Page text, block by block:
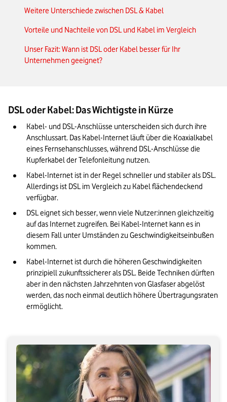
Weitere Unterschiede zwischen DSL & Kabel
Vorteile und Nachteile von DSL und Kabel im Vergleich
Unser Fazit: Wann ist DSL oder Kabel besser für Ihr
Unternehmen geeignet?
DSL oder Kabel: Das Wichtigste in Kürze
Kabel- und DSL-Anschlüsse unterscheiden sich durch ihre
Anschlussart. Das Kabel-Internet läuft über die Koaxialkabel
eines Fernsehanschlusses, während DSL-Anschlüsse die
Kupferkabel der Telefonleitung nutzen.
Kabel-Internet ist in der Regel schneller und stabiler als DSL.
Allerdings ist DSL im Vergleich zu Kabel flächendeckend
verfügbar.
DSL eignet sich besser, wenn viele Nutzer:innen gleichzeitig
auf das Internet zugreifen. Bei Kabel-Internet kann es in
diesem Fall unter Umständen zu Geschwindigkeitseinbußen
kommen.
Kabel-Internet ist durch die höheren Geschwindigkeiten
prinzipiell zukunftssicherer als DSL. Beide Techniken dürften
aber in den nächsten Jahrzehnten von Glasfaser abgelöst
werden, das noch einmal deutlich höhere Übertragungsraten
ermöglicht.